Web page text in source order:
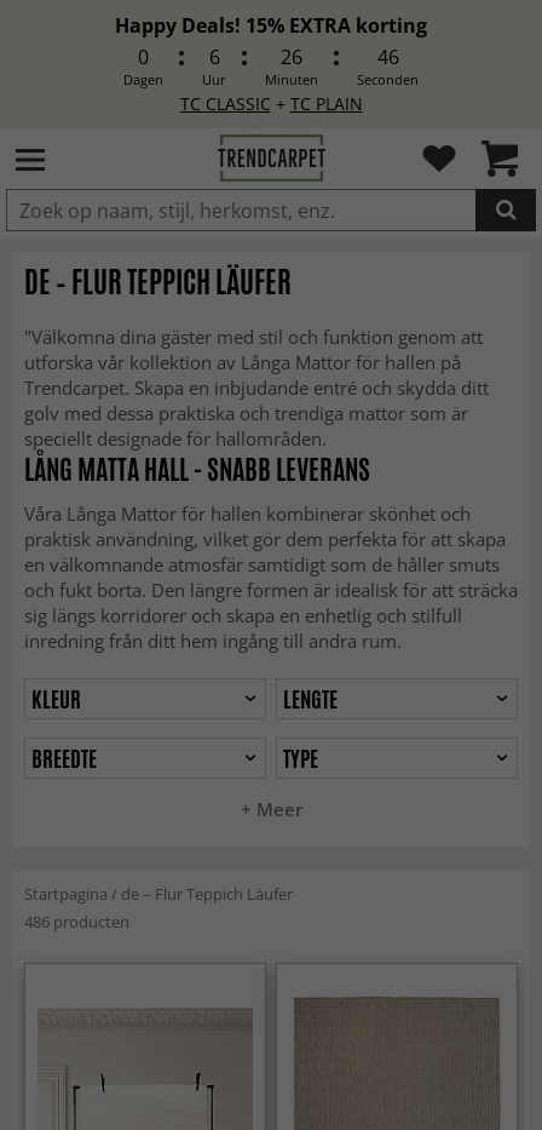
Happy Deals! 15% EXTRA korting
0
Dagen
6
Uur
26
Minuten
44
Seconden
TC CLASSIC + TC PLAIN
IN DE WINKELWAGEN GELEGD
DE – FLUR TEPPICH LÄUFER
"Välkomna dina gäster med stil och funktion genom att
utforska vår kollektion av Långa Mattor för hallen på
Trendcarpet. Skapa en inbjudande entré och skydda ditt
golv med dessa praktiska och trendiga mattor som är
speciellt designade för hallområden.
LÅNG MATTA HALL - SNABB LEVERANS
Våra Långa Mattor för hallen kombinerar skönhet och
praktisk användning, vilket gör dem perfekta för att skapa
en välkomnande atmosfär samtidigt som de håller smuts
och fukt borta. Den längre formen är idealisk för att sträcka
sig längs korridorer och skapa en enhetlig och stilfull
inredning från ditt hem ingång till andra rum.
+ Meer
KLEUR
LENGTE
BREEDTE
TYPE
Startpagina / de – Flur Teppich Läufer
486 producten